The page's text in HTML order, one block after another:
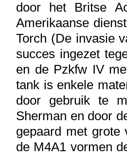
door het Britse
Amerikaanse
Torch (De invasie
succes ingezet
en de Pzkfw IV
tank is enkele
door gebruik te
Sherman en door
gepaard met grote
de M4A1 vormen